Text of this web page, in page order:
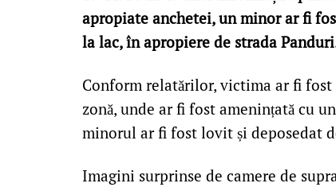
apropiate anchetei, un minor ar fi
la lac, în apropiere de strada
Conform relatărilor, victima ar fi
zonă, unde ar fi fost amenințată cu
minorul ar fi fost lovit și deposedat
Imagini surprinse de camere de